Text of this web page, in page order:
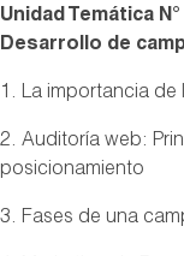
Unidad Temática
Desarrollo de
1. La importancia
2. Auditoría web:
posicionamiento
3. Fases de una